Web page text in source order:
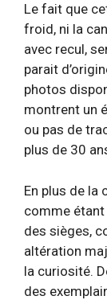
Le fait que
froid, ni la
avec recul,
parait
photos
montrent un
ou pas de
plus de 30
En plus de la
comme étant
des sièges,
altération
la curiosité.
des